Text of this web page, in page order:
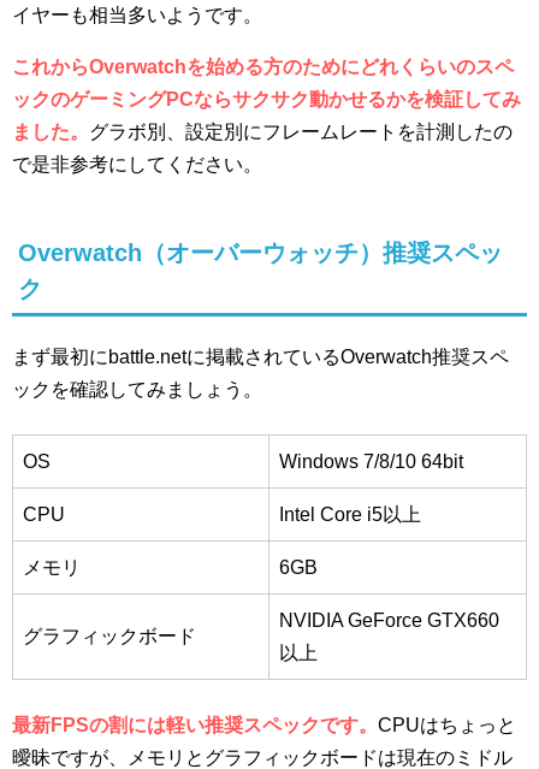
イヤーも相当多いようです。
これからOverwatchを始める方のためにどれくらいのスペ
ックのゲーミングPCならサクサク動かせるかを検証してみ
ました。 グラボ別、設定別にフレームレートを計測したの
で是非参考にしてください。
Overwatch（オーバーウォッチ）推奨スペッ
ク
まず最初にbattle.netに掲載されているOverwatch推奨スペ
ックを確認してみましょう。
OS Windows 7/8/10 64bit
CPU Intel Core i5以上
メモリ 6GB
グラフィックボード
NVIDIA GeForce GTX660
以上
最新FPSの割には軽い推奨スペックです。 CPUはちょっと
曖昧ですが、メモリとグラフィックボードは現在のミドル